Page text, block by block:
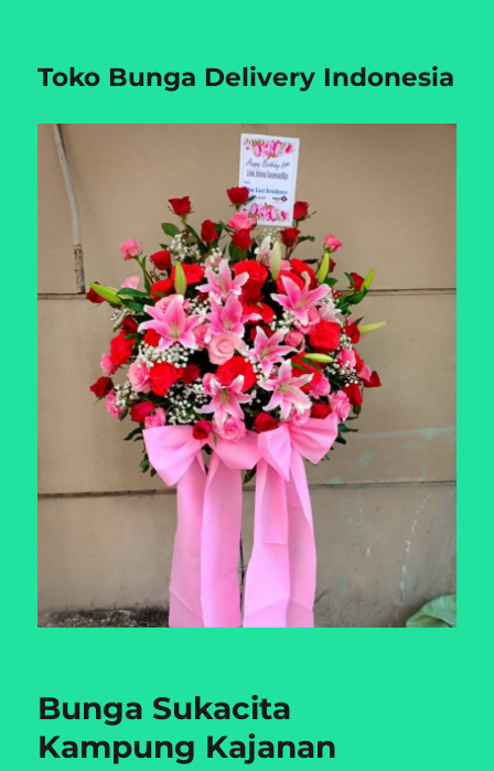
Toko Bunga Delivery Indonesia
Bunga Sukacita
Kampung Kajanan